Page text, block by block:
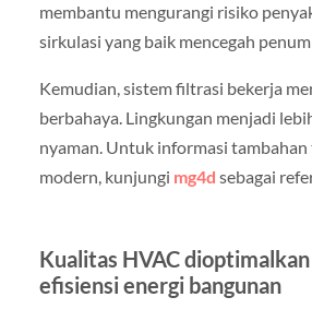
membantu mengurangi risiko
sirkulasi yang baik mencegah
Kemudian, sistem filtrasi bekerja
berbahaya. Lingkungan menjadi
nyaman. Untuk informasi
modern, kunjungi mg4d sebagai
Kualitas HVAC
efisiensi energi bangunan